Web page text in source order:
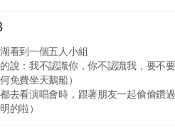
看到一個五人小組
說：我不認識你，你不認識我，要不
免費坐天鵝船）
都去看演唱會時，跟著朋友一起偷偷鑽
的啦）